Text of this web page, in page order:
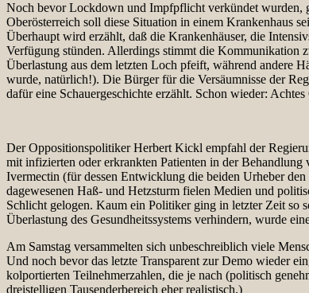
Noch bevor Lockdown und Impfpflicht verkündet wurden,
Oberösterreich soll diese Situation in einem Krankenhaus
Überhaupt wird erzählt, daß die Krankenhäuser, die
Verfügung stünden. Allerdings stimmt die Kommunikation
Überlastung aus dem letzten Loch pfeift, während andere
wurde, natürlich!). Die Bürger für die Versäumnisse der
dafür eine Schauergeschichte erzählt. Schon wieder: Achtes
Der Oppositionspolitiker Herbert Kickl empfahl der
mit infizierten oder erkrankten Patienten in der
Ivermectin (für dessen Entwicklung die beiden Urheber
dagewesenen Haß- und Hetzsturm fielen Medien und
Schlicht gelogen. Kaum ein Politiker ging in letzter Zeit so
Überlastung des Gesundheitssystems verhindern, wurde
Am Samstag versammelten sich unbeschreiblich viele
Und noch bevor das letzte Transparent zur Demo wieder
kolportierten Teilnehmerzahlen, die je nach (politisch
dreistelligen Tausenderbereich eher realistisch.)